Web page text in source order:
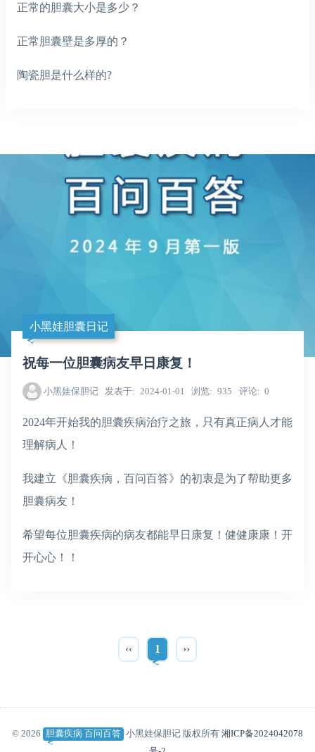
正常的胆囊大小是多少？
正常胆囊壁是多厚的？
陶瓷胆是什么样的?
小黑娃胆囊日记
祝每一位胆囊病友早日康复！
小黑娃保胆记 发表于 2024-01-01 浏览 935 评论 0
2024年开始我的胆囊疾病治疗之旅，只有真正病人才能
理解病人！
我建立《胆囊疾病，百问百答》的初衷是为了帮助更多
胆囊病友！
希望每位胆囊疾病的病友都能早日康复！健健康康！开
开心心！！
‹‹ 1 ››
© 2026 胆囊疾病 百问百答 小黑娃保胆记 版权所有 湘ICP备2024042078